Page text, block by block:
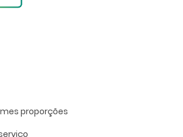
proporções